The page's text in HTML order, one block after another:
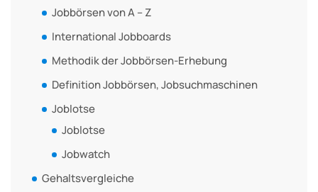
Jobbörsen von A – Z
International Jobboards
Methodik der Jobbörsen-Erhebung
Definition Jobbörsen, Jobsuchmaschinen
Joblotse
Joblotse
Jobwatch
Gehaltsvergleiche